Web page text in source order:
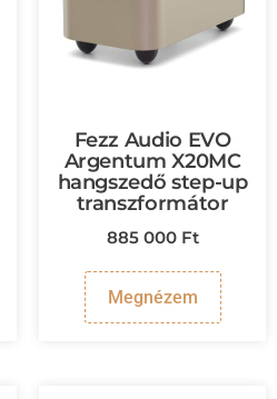
Fezz Audio EVO
Argentum X20MC
hangszedő step-up
transzformátor
885 000 Ft
Megnézem